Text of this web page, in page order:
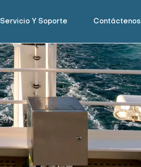
Servicio Y Soporte Contáctenos